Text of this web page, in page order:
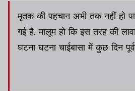
मृतक की पहचान अभी तक नहीं हो
गई है. मालूम हो कि इस तरह की
घटना घटना चाईबासा में कुछ दिन